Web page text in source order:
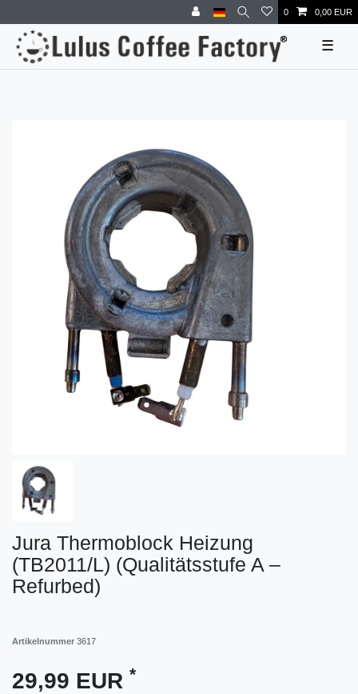
0 0,00 EUR
☰
Jura Thermoblock Heizung
(TB2011/L) (Qualitätsstufe A –
Refurbed)
Artikelnummer 3617
29,99 EUR *